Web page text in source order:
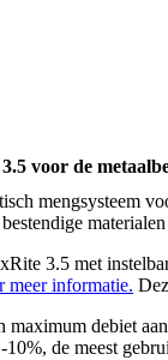
voor de
mengsysteem
3.5 met
meer informatie.
debiet
10%, de meest